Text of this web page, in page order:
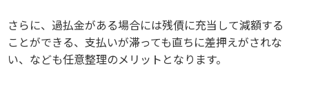
さらに、過払金がある場合には残債に充当して減額する
ことができる、支払いが滞っても直ちに差押えがされな
い、なども任意整理のメリットとなります。